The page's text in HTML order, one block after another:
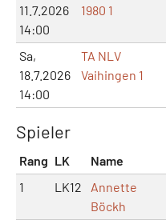
11.7.2026
14:00
1980 1
Sa,
18.7.2026
14:00
TA NLV
Vaihingen 1
Spieler
Rang LK Name
1
LK12
Annette
Böckh